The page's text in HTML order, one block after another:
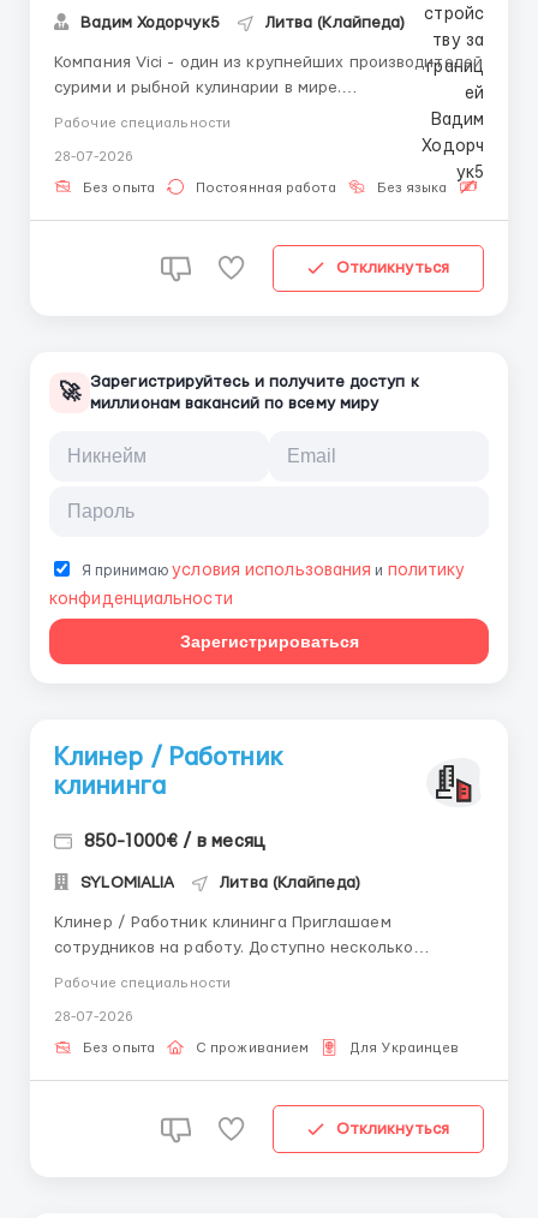
Вадим Ходорчук5 Литва (Клайпеда)
Компания Vici - один из крупнейших производителей
сурими и рыбной кулинарии в мире.
Продукция Vici поставляется более чем в 40 стран
а производство в городе Плунге. За детальною
інформацією звертайтесь за номером або пишіт...
Рабочие специальности
28-07-2026
Без опыта Постоянная работа Без языка
Откликнуться
🚀 Зарегистрируйтесь и получите доступ к
миллионам вакансий по всему миру
Я принимаюусловия использования и политику
конфиденциальности
Зарегистрироваться
Клинер / Работник
клининга
850-1000€ / в месяц
SYLOMIALIA Литва (Клайпеда)
Клинер / Работник клининга Приглашаем
сотрудников на работу. Доступно несколько
направлений на выбор: Мобильные бригады
офисных помещений Уборка подъездов Условия
работы: Оплата: 5 € в час чистыми (нетто). ...
Рабочие специальности
28-07-2026
Без опыта С проживанием Для Украинцев
Откликнуться